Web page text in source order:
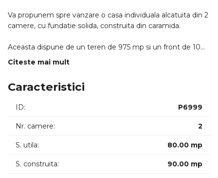
Va propunem spre vanzare o casa individuala alcatuita din 2
camere, cu fundatie solida, construita din caramida.
Aceasta dispune de un teren de 975 mp si un front de 10
m, cu posibilitate de extindere, fiind localizata in zona
Casa dispune de o suprafata utila de 80 mp si este
- 2 camere
- 1 bucatarie mare
- 1 baie
Citeste mai mult
Caracteristici
ID: P6999
Nr. camere: 2
S. utila: 80.00 mp
S. construita: 90.00 mp